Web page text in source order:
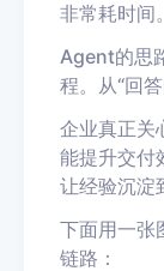
非常耗时间。
Agent的思
程。从“回答
企业真正关
能提升交付
让经验沉淀
下面用一张
链路：